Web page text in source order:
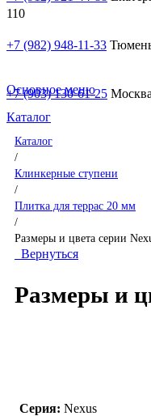
+7 (982) 948-11-33
+7 (903) 130-61-25 Москва
Основное меню
Каталог
Каталог
/
Клинкерные ступени
/
Плитка для террас 20 мм
/
Размеры и цвета серии
Вернуться
Размеры и
Серия: Nexus